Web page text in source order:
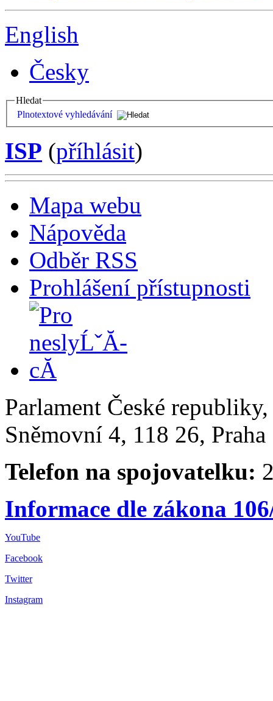
English
Česky
Hledat
Plnotextové vyhledávání
ISP (příhlásit)
Mapa webu
Nápověda
Odběr RSS
Prohlášení přístupnosti
Parlament České
Sněmovní 4, 118 26,
Telefon na spojovatelku:
Informace dle zákona
YouTube
Facebook
Twitter
Instagram